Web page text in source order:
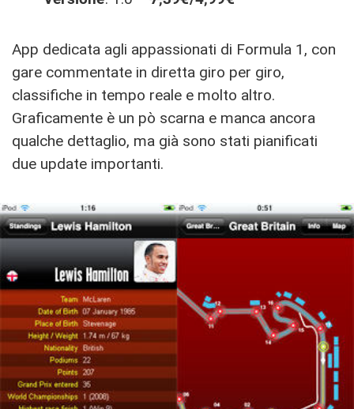
App dedicata agli appassionati di Formula 1, con
gare commentate in diretta giro per giro,
classifiche in tempo reale e molto altro.
Graficamente è un pò scarna e manca ancora
qualche dettaglio, ma già sono stati pianificati
due update importanti.